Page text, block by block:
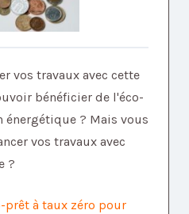
vos travaux avec cette
bénéficier de l'éco-
énergétique ? Mais vous
vos travaux avec
?
prêt à taux zéro pour